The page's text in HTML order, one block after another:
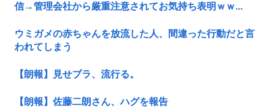
信→管理会社から厳重注意されてお気持ち表明ｗｗ...
ウミガメの赤ちゃんを放流した人、間違った行動だと言
われてしまう
【朗報】見せブラ、流行る。
【朗報】佐藤二朗さん、ハグを報告